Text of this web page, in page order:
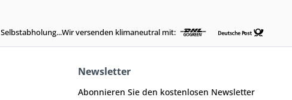
Selbstabholung...Wir versenden klimaneutral mit:
Newsletter
Abonnieren Sie den kostenlosen Newsletter